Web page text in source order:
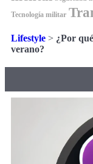
Tecnología militar
Lifestyle > ¿Por
verano?